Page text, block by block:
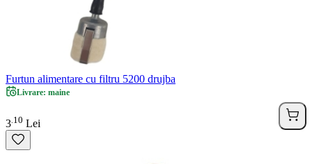
Furtun alimentare cu filtru 5200 drujba
Livrare: maine
3 10 Lei